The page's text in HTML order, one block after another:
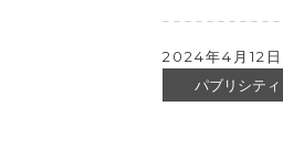
2024年4月12日
パブリシティ